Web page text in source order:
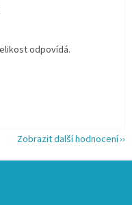
5 hvězdiček.
odpovídá.
5 hvězdiček.
Zobrazit další hodnocení